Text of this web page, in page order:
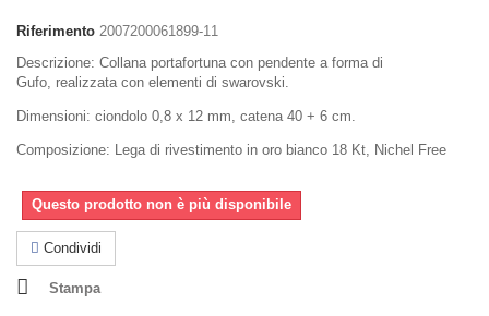
Riferimento 2007200061899-11
Descrizione: Collana portafortuna con pendente a forma di
Gufo, realizzata con elementi di swarovski.
Dimensioni: ciondolo 0,8 x 12 mm, catena 40 + 6 cm.
Composizione: Lega di rivestimento in oro bianco 18 Kt, Nichel Free
Questo prodotto non è più disponibile
Condividi
Stampa